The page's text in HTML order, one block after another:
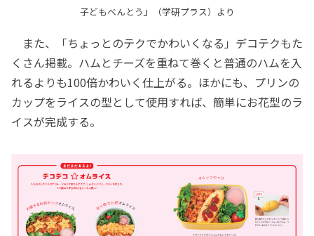
子どもべんとう』（学研プラス）より
また、「ちょっとのテクでかわいくなる」デコテクもた
くさん掲載。ハムとチーズを重ねて巻くと普通のハムを入
れるよりも100倍かわいく仕上がる。ほかにも、プリンの
カップをライスの型として使用すれば、簡単にお花型のラ
イスが完成する。